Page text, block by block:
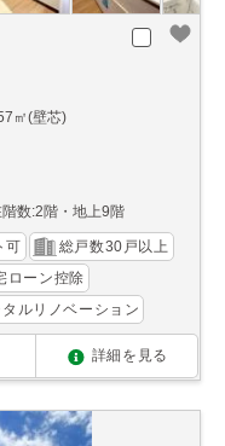
㎡(壁芯)
階数:2階・地上9階
可
総戸数30戸以上
ローン控除
ルリノベーション
詳細を見る